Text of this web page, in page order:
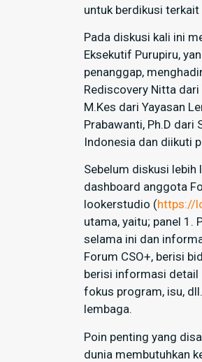
untuk berdikusi terkait
Pada diskusi kali ini
Eksekutif Purupiru,
penanggap,
Rediscovery Nitta dari
M.Kes dari Yayasan
Prabawanti, Ph.D dari
Indonesia dan diikuti
Sebelum diskusi lebih
dashboard anggota
lookerstudio (https://
utama, yaitu; panel 1.
selama ini dan
Forum CSO+, berisi
berisi informasi detail
fokus program, isu,
lembaga.
Poin penting yang
dunia membutuhkan